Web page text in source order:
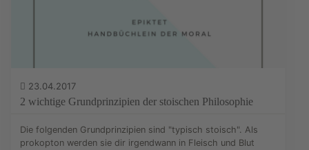
23.04.2017
2 wichtige Grundprinzipien der stoischen Philosophie
Die folgenden Grundprinzipien sind "typisch stoisch". Als
prokopton werden sie dir irgendwann in Fleisch und Blut